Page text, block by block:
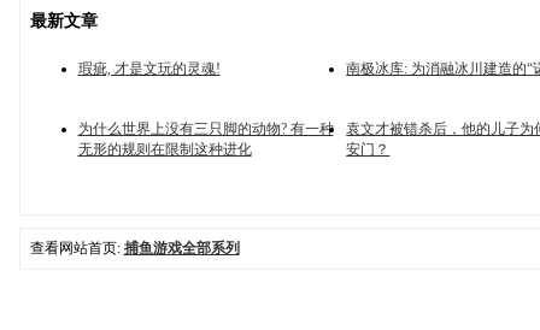
最新文章
瑕疵, 才是文玩的灵魂! 南极冰库: 为消融冰川建造的“
为什么世界上没有三只脚的动物? 有一种
无形的规则在限制这种进化
袁文才被错杀后，他的儿子为
安门？
查看网站首页: 捕鱼游戏全部系列